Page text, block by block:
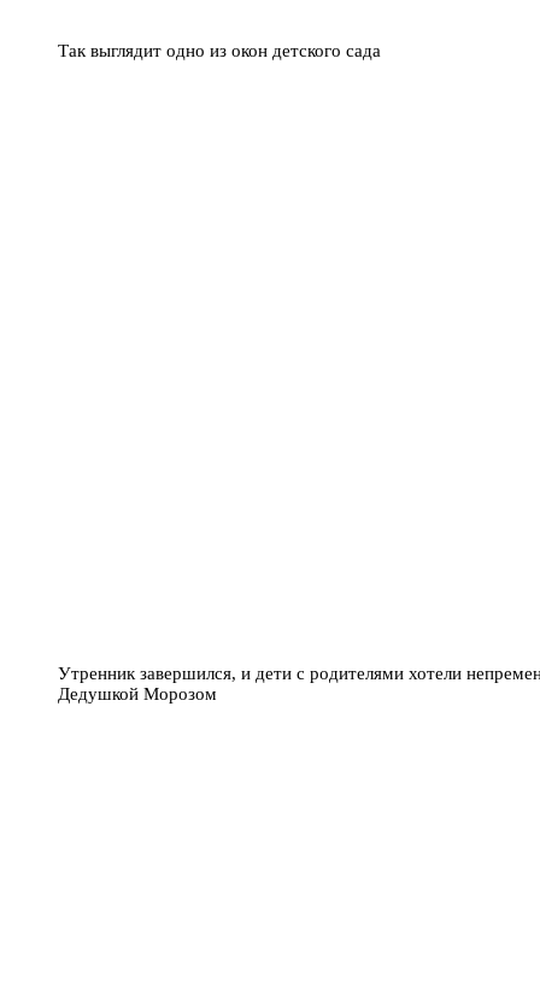
Так выглядит одно из окон детского сада
Утренник завершился, и дети с родителями хотели
Дедушкой Морозом